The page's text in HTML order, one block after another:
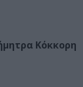
Κόκκορη